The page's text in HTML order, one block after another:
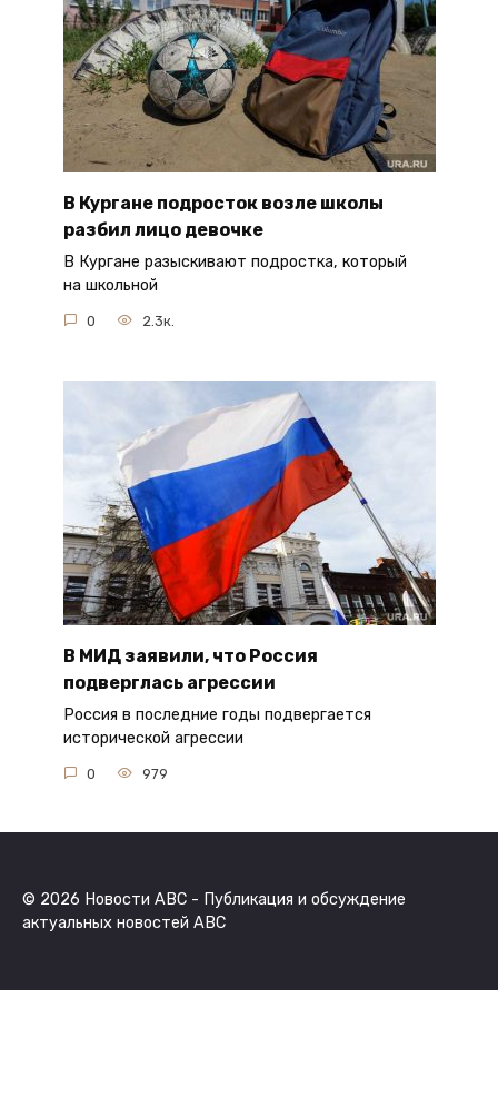
В Кургане подросток возле школы
разбил лицо девочке
В Кургане разыскивают подростка, который
на школьной
0 2.3к.
В МИД заявили, что Россия
подверглась агрессии
Россия в последние годы подвергается
исторической агрессии
0 979
© 2026 Новости ABC - Публикация и обсуждение
актуальных новостей ABC